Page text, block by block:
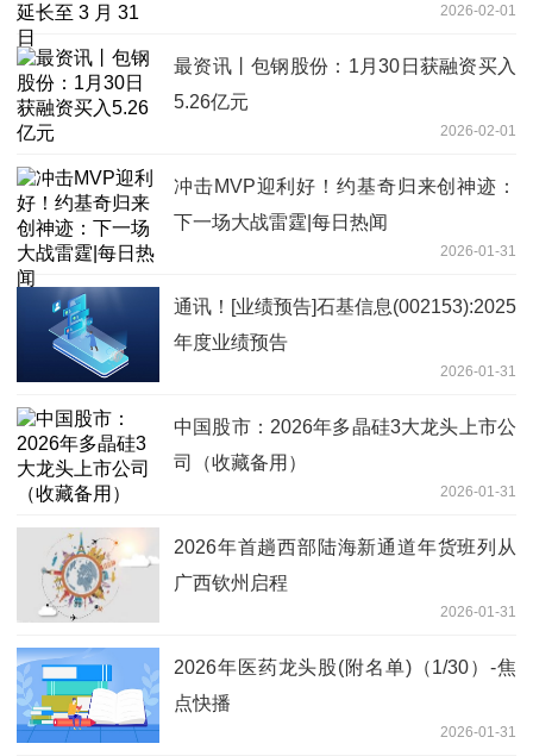
2026-02-01
最资讯丨包钢股份：1月30日获融资买入
5.26亿元
2026-02-01
冲击MVP迎利好！约基奇归来创神迹：
下一场大战雷霆|每日热闻
2026-01-31
通讯！[业绩预告]石基信息(002153):2025
年度业绩预告
2026-01-31
中国股市：2026年多晶硅3大龙头上市公
司（收藏备用）
2026-01-31
2026年首趟西部陆海新通道年货班列从
广西钦州启程
2026-01-31
2026年医药龙头股(附名单)（1/30）-焦
点快播
2026-01-31